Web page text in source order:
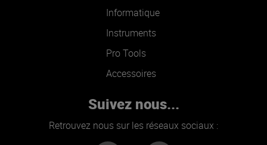
Informatique
Instruments
Pro Tools
Accessoires
Suivez nous...
Retrouvez nous sur les réseaux sociaux :